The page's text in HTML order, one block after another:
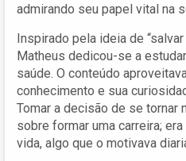
admirando seu papel vital na
Inspirado pela ideia de
Matheus dedicou-se a
saúde. O conteúdo
conhecimento e sua
Tomar a decisão de se tornar
sobre formar uma carreira;
vida, algo que o motivava